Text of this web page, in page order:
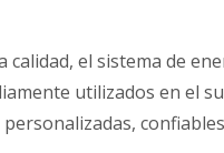
el sistema de
utilizados en el